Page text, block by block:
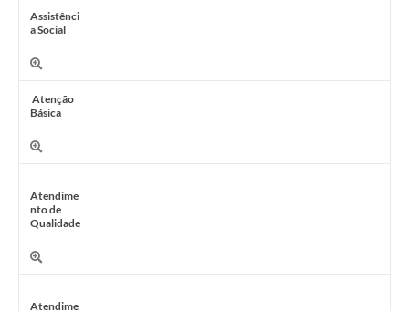
Assistênci
a Social
Atenção
Básica
Atendime
nto de
Qualidade
Atendime